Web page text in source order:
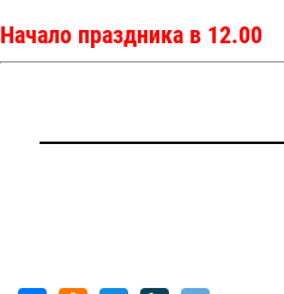
Начало праздника в 12.00